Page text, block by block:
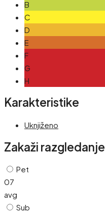
B
C
D
E
F
G
H
Karakteristike
Uknjiženo
Zakaži razgledanje
Pet
07
avg
Sub